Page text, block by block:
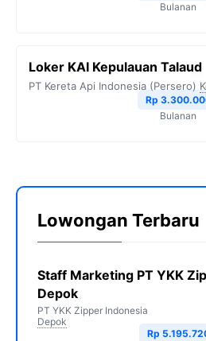
Bulanan
Loker KAI Kepulauan Talaud
PT Kereta Api Indonesia (Persero)
Rp
Bulanan
Lowongan Terbaru
Staff Marketing PT YKK
Depok
PT YKK Zipper Indonesia
Depok
Rp